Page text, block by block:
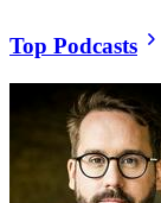
Top Podcasts